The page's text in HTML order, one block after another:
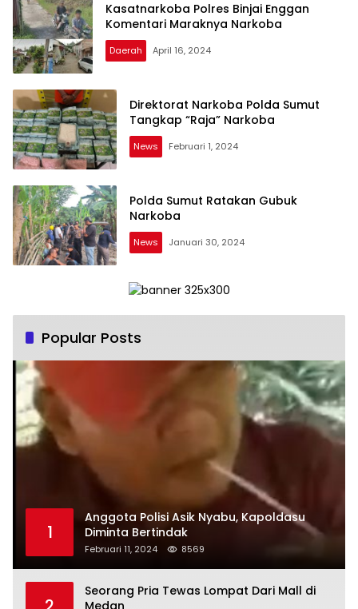
Kasatnarkoba Polres Binjai Enggan
Komentari Maraknya Narkoba
Daerah April 16, 2024
Direktorat Narkoba Polda Sumut
Tangkap “Raja” Narkoba
News Februari 1, 2024
Polda Sumut Ratakan Gubuk
Narkoba
News Januari 30, 2024
Popular Posts
1
Anggota Polisi Asik Nyabu, Kapoldasu
Diminta Bertindak
Februari 11, 2024 8569
Seorang Pria Tewas Lompat Dari Mall di